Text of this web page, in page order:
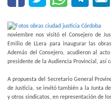
noviembre nos visitó el Consejero de
Emilio de LLera para inaugurar las
Además del Consejero, acudieron al
presidente de la Audiencia Provincial, así
A propuesta del Secretario General
de Justicia, se invitó también a la Junta
y otros sindicatos, en representación de